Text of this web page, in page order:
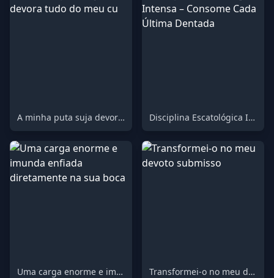
A minha puta suja devora tudo do meu cu Disciplina Escatológica Intensa – Consome Cada Última Dentada
Uma carga enorme e imunda enfiada diretamente na sua boca Transformei-o no meu devoto submisso